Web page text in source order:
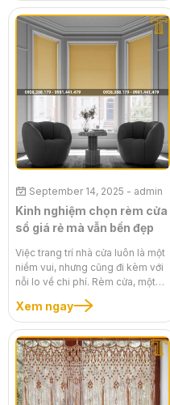
và nhanh chóng tại nhà. Một bộ
rèm được lắp đặt đúng cách
không chỉ mang lại vẻ đẹp thẩm
mỹ mà còn đảm bảo rèm hoạt
cụ thể để lắp đặt rèm cửa sổ,
giúp bạn biến không gian của
mình trở nên tinh tế và đầy phong
cách.
September 14, 2025 - admin
Kinh nghiệm chọn rèm cửa
sổ giá rẻ mà vẫn bền đẹp
Việc trang trí nhà cửa luôn là một
niềm vui, nhưng cũng đi kèm với
nỗi lo về chi phí. Rèm cửa, một
trong những món đồ nội thất
quan trọng, có thể chiếm một
khoản ngân sách không nhỏ. Tuy
nhiên, bạn hoàn toàn có thể sở
hữu một bộ rèm cửa sổ giá rẻ mà
vẫn đảm bảo các yếu tố về công
năng, thẩm mỹ và độ bền. Bí
quyết nằm ở việc lựa chọn thông
Xem ngay